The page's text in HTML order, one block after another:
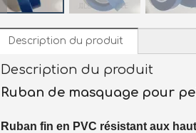
Description du produit
Description du produit
Ruban de masquage pour
Ruban fin en PVC résistant aux